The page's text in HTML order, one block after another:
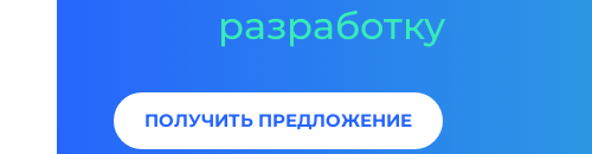
разработку
ПОЛУЧИТЬ ПРЕДЛОЖЕНИЕ